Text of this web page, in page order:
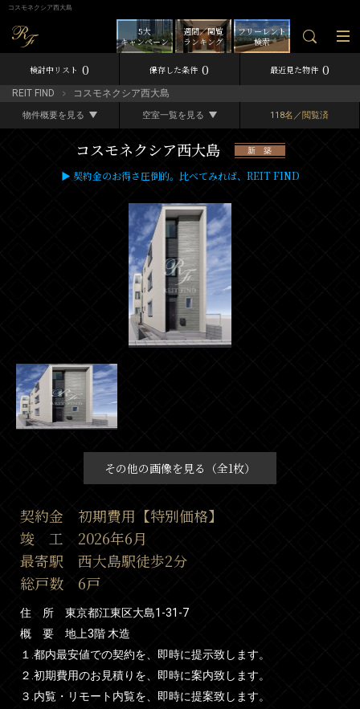
コスモネクシア西大島
フリーレント
検索
週間／閲覧
ランキング
5大
キャンペーン
検討中リスト 0 保存した条件 0 最近見た物件 0
REIT FIND コスモネクシア西大島
物件概要を見る 空室一覧を見る 118名／閲覧済
コスモネクシア西大島 新 築
▶ 契約金のお得さ圧倒的。比べてみれば、REIT FIND
その他の画像を見る（全1枚）
契約金 初期費用【特別価格】
竣 工 2026年6月
最寄駅 西大島駅徒歩2分
総戸数 6戸
住 所 東京都江東区大島1-31-7
概 要 地上3階 木造
１.都内最安値での契約を、即時に提示致します。
２.初期費用のお見積りを、即時に案内致します。
３.内覧・リモート内覧を、即時に提案致します。